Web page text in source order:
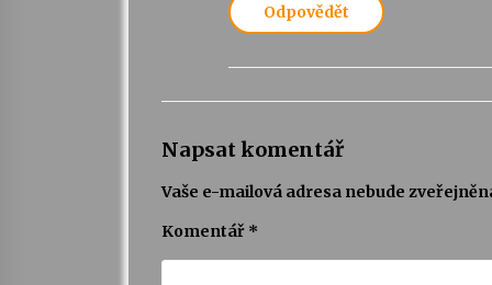
Odpovědět
Napsat komentář
Vaše e-mailová adresa nebude
Komentář *